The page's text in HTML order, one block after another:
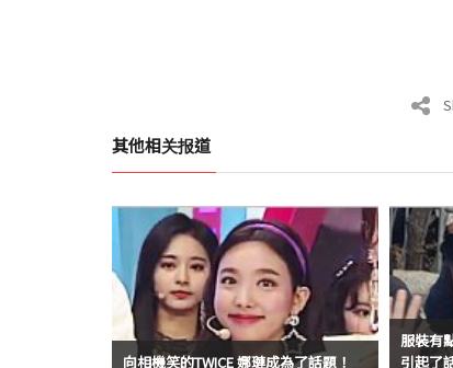
其他相关报道
向相機笑的TWICE 娜璉成為了話題！
服裝有
引起了